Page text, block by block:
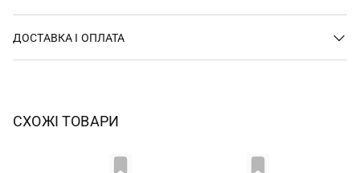
ДОСТАВКА І ОПЛАТА
СХОЖІ ТОВАРИ